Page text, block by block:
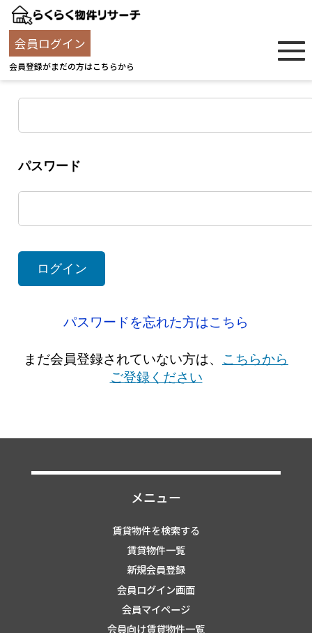
会員ログイン
会員登録がまだの方はこちらから
ユーザー名
パスワード
パスワードを忘れた方はこちら
まだ会員登録されていない方は、 こちらから
ご登録ください
メニュー
賃貸物件を検索する
賃貸物件一覧
新規会員登録
会員ログイン画面
会員マイページ
会員向け賃貸物件一覧